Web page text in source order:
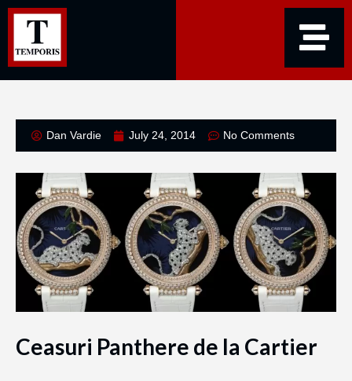
Dan Vardie July 24, 2014 No Comments
Ceasuri Panthere de la Cartier